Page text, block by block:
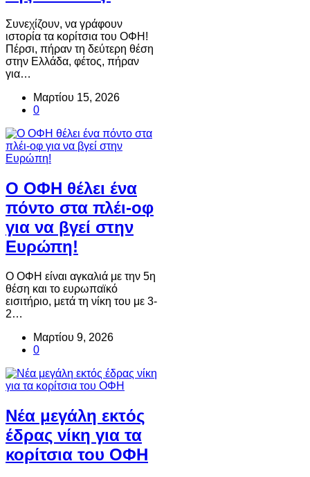
Συνεχίζουν, να γράφουν
ιστορία τα κορίτσια του ΟΦΗ!
Πέρσι, πήραν τη δεύτερη θέση
στην Ελλάδα, φέτος, πήραν
για…
Μαρτίου 15, 2026
0
Ο ΟΦΗ θέλει ένα
πόντο στα πλέι-οφ
για να βγεί στην
Ευρώπη!
Ο ΟΦΗ είναι αγκαλιά με την 5η
θέση και το ευρωπαϊκό
εισιτήριο, μετά τη νίκη του με 3-
2…
Μαρτίου 9, 2026
0
Νέα μεγάλη εκτός
έδρας νίκη για τα
κορίτσια του ΟΦΗ